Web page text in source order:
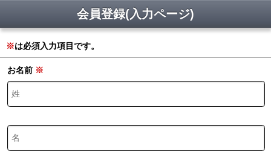
会員登録(入力ページ)
※は必須入力項目です。
お名前 ※